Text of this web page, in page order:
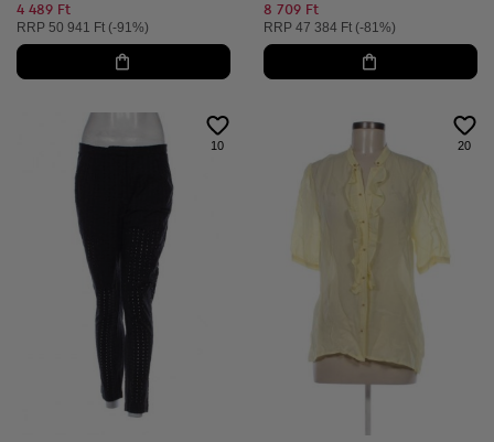
Csökkentett ár:
4 489 Ft
Ajánlott ár:
RRP 50 941 Ft (-91%)
8 709 Ft
Ajánlott ár:
RRP 47 384 Ft (-81%)
10 20